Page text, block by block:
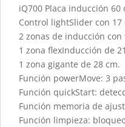
iQ700 Placa inducción 60
Control lightSlider con
2 zonas de inducción
1 zona flexInducción de
1 zona gigante de 28 cm.
Función powerMove: 3
Función quickStart:
Función memoria de
Función limpieza: